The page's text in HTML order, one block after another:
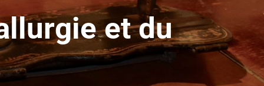
et du